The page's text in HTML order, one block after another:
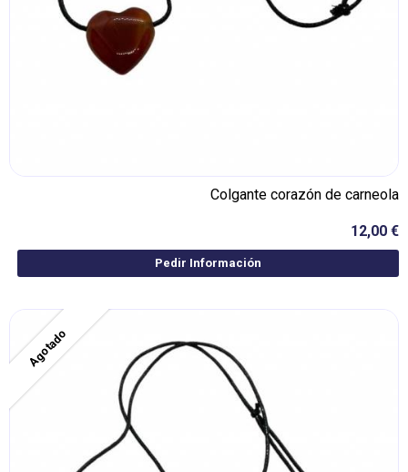
Colgante corazón de carneola
12,00 €
Pedir Información
Agotado